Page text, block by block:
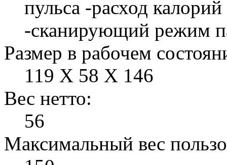
пульса -расход
-сканирующий режим
Размер в рабочем
119 Х 58 Х 146
Вес нетто:
56
Максимальный вес